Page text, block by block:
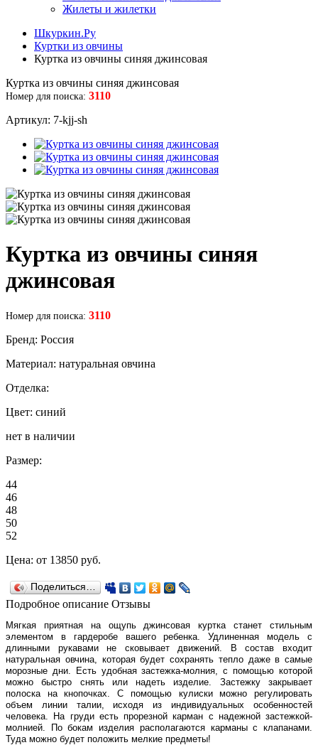
Жилеты и жилетки
Шкуркин.Ру
Куртки из овчины
Куртка из овчины синяя джинсовая
Куртка из овчины синяя джинсовая
Номер для поиска: 3110
Артикул: 7-kjj-sh
Куртка из овчины синяя
джинсовая
Номер для поиска: 3110
Бренд: Россия
Материал: натуральная овчина
Отделка:
Цвет: синий
нет в наличии
Размер:
44
46
48
50
52
Цена: от 13850 руб.
Поделиться…
Подробное описание Отзывы
Мягкая приятная на ощупь джинсовая куртка станет стильным
элементом в гардеробе вашего ребенка. Удлиненная модель с
длинными рукавами не сковывает движений. В состав входит
натуральная овчина, которая будет сохранять тепло даже в самые
морозные дни. Есть удобная застежка-молния, с помощью которой
можно быстро снять или надеть изделие. Застежку закрывает
полоска на кнопочках. С помощью кулиски можно регулировать
объем линии талии, исходя из индивидуальных особенностей
человека. На груди есть прорезной карман с надежной застежкой-
молнией. По бокам изделия располагаются карманы с клапанами.
Туда можно будет положить мелкие предметы!